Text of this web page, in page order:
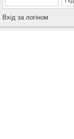
Вхiд за логiном